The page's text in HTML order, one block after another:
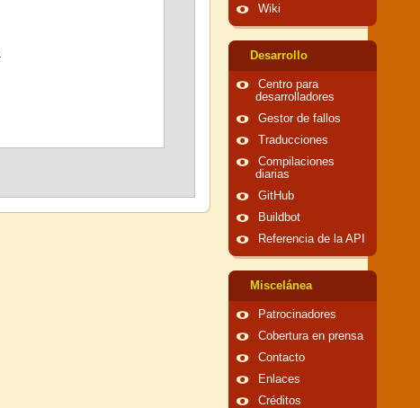
Wiki
Desarrollo
Centro para
desarrolladores
Gestor de fallos
Traducciones
Compilaciones
diarias
GitHub
Buildbot
Referencia de la API
Miscelánea
Patrocinadores
Cobertura en prensa
Contacto
Enlaces
Créditos